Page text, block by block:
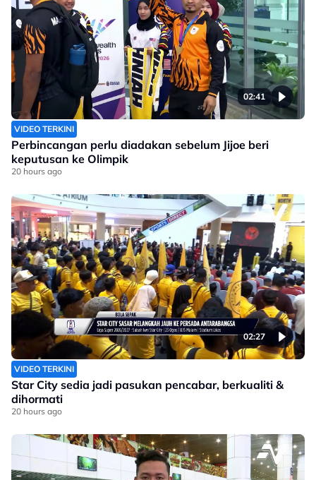
02:41
VIDEO TERKINI
Perbincangan perlu diadakan sebelum Jijoe beri
keputusan ke Olimpik
20 hours ago
02:27
VIDEO TERKINI
Star City sedia jadi pasukan pencabar, berkualiti &
dihormati
20 hours ago